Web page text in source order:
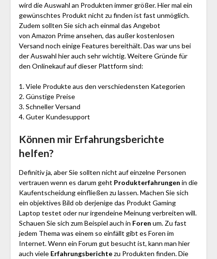
wird die Auswahl an Produkten immer größer. Hier mal ein
gewünschtes Produkt nicht zu finden ist fast unmöglich.
Zudem sollten Sie sich ach einmal das Angebot
von Amazon Prime ansehen, das außer kostenlosen
Versand noch einige Features bereithält. Das war uns bei
der Auswahl hier auch sehr wichtig. Weitere Gründe für
den Onlinekauf auf dieser Plattform sind:
1. Viele Produkte aus den verschiedensten Kategorien
2. Günstige Preise
3. Schneller Versand
4. Guter Kundesupport
Können mir Erfahrungsberichte
helfen?
Definitiv ja, aber Sie sollten nicht auf einzelne Personen
vertrauen wenn es darum geht Produkterfahrungen in die
Kaufentscheidung einfließen zu lassen. Machen Sie sich
ein objektives Bild ob derjenige das Produkt Gaming
Laptop testet oder nur irgendeine Meinung verbreiten will.
Schauen Sie sich zum Beispiel auch in Foren um. Zu fast
jedem Thema was einem so einfällt gibt es Foren im
Internet. Wenn ein Forum gut besucht ist, kann man hier
auch viele Erfahrungsberichtezu Produkten finden. Die